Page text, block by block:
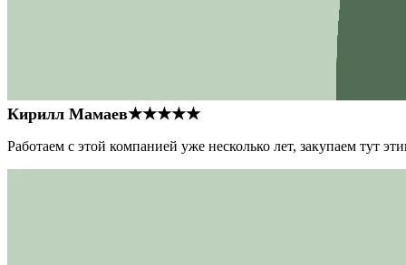
Кирилл Мамаев★★★★★
Работаем с этой компанией уже несколько лет, закупаем тут